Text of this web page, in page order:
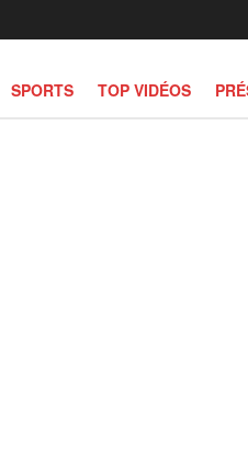
SPORTS TOP VIDÉOS